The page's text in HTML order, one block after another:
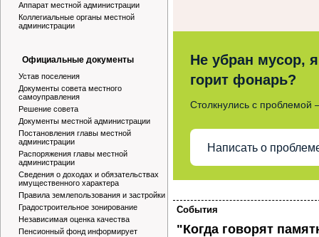
Аппарат местной администрации
Коллегиальные органы местной
администрации
Официальные документы
Устав поселения
Документы совета местного
самоуправления
Решение совета
Документы местной администрации
Постановления главы местной
администрации
Распоряжения главы местной
администрации
Сведения о доходах и обязательствах
имущественного характера
Правила землепользования и застройки
Градостроительное зонирование
Независимая оценка качества
Пенсионный фонд информирует
Не убран мусор,
горит фонарь?
Столкнулись с
Написать о
События
"Когда говорят